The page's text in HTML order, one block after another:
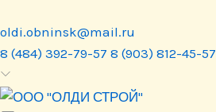
oldi.obninsk@mail.ru
8 (484) 392-79-57 8 (903) 812-45-57